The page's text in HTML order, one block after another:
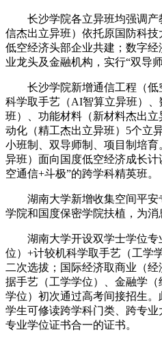
长沙学院各立异班均强调产
信杰出立异班）依托原国防科
低空经济头部企业共建；数字
业龙头及金融机构，实行“双导
长沙学院新增通信工程（低
科学取手艺（AI智算立异班）
班）、功能材料（新材料杰出
动化（精工杰出立异班）5个立
小班制、双导师制、项目制培
异班）面向国度低空经济成长
空通信+斗极”的跨学科精英班。
湖南大学新增收集空间平安
学院和国度保密学院扶植，为消
湖南大学开设双学士学位专
位）+计较机科学取手艺（工学
二次选拔；国际经济取商业（
据手艺（工学学位）、金融学
学位）初次通过高考间接招生。
学生可修读跨学科门类、跨专
专业学位证书合一的证书。